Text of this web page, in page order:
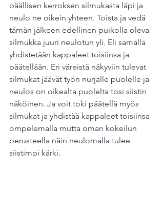
päällisen kerroksen silmukasta läpi ja
neulo ne oikein yhteen. Toista ja vedä
tämän jälkeen edellinen puikolla oleva
silmukka juuri neulotun yli. Eli samalla
yhdistetään kappaleet toisiinsa ja
päätellään. Eri väreistä näkyviin tulevat
silmukat jäävät työn nurjalle puolelle ja
neulos on oikealta puolelta tosi siistin
näköinen. Ja voit toki päätellä myös
silmukat ja yhdistää kappaleet toisiinsa
ompelemalla mutta oman kokeilun
perusteella näin neulomalla tulee
siistimpi kärki.